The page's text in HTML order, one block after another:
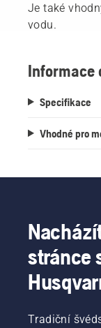
Je také
vodu.
Informace
Specifikace
Vhodné pro
stránce
Tradiční